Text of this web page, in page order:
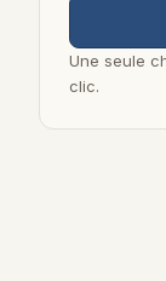
Une seule
clic.